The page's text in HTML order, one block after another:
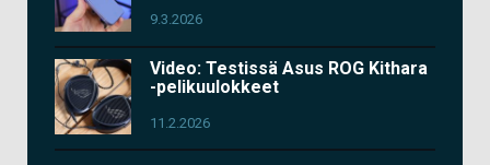
9.3.2026
Video: Testissä Asus ROG Kithara
-pelikuulokkeet
11.2.2026